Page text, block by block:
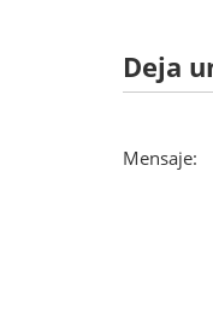
Deja
Mensaje: